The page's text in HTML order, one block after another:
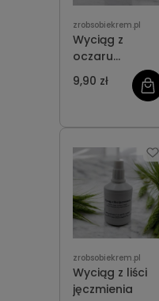
zrobsobiekrem.pl
Wyciąg z
oczaru
wirginijskiego
9,90 zł
zrobsobiekrem.pl
Wyciąg z liści
jęczmienia